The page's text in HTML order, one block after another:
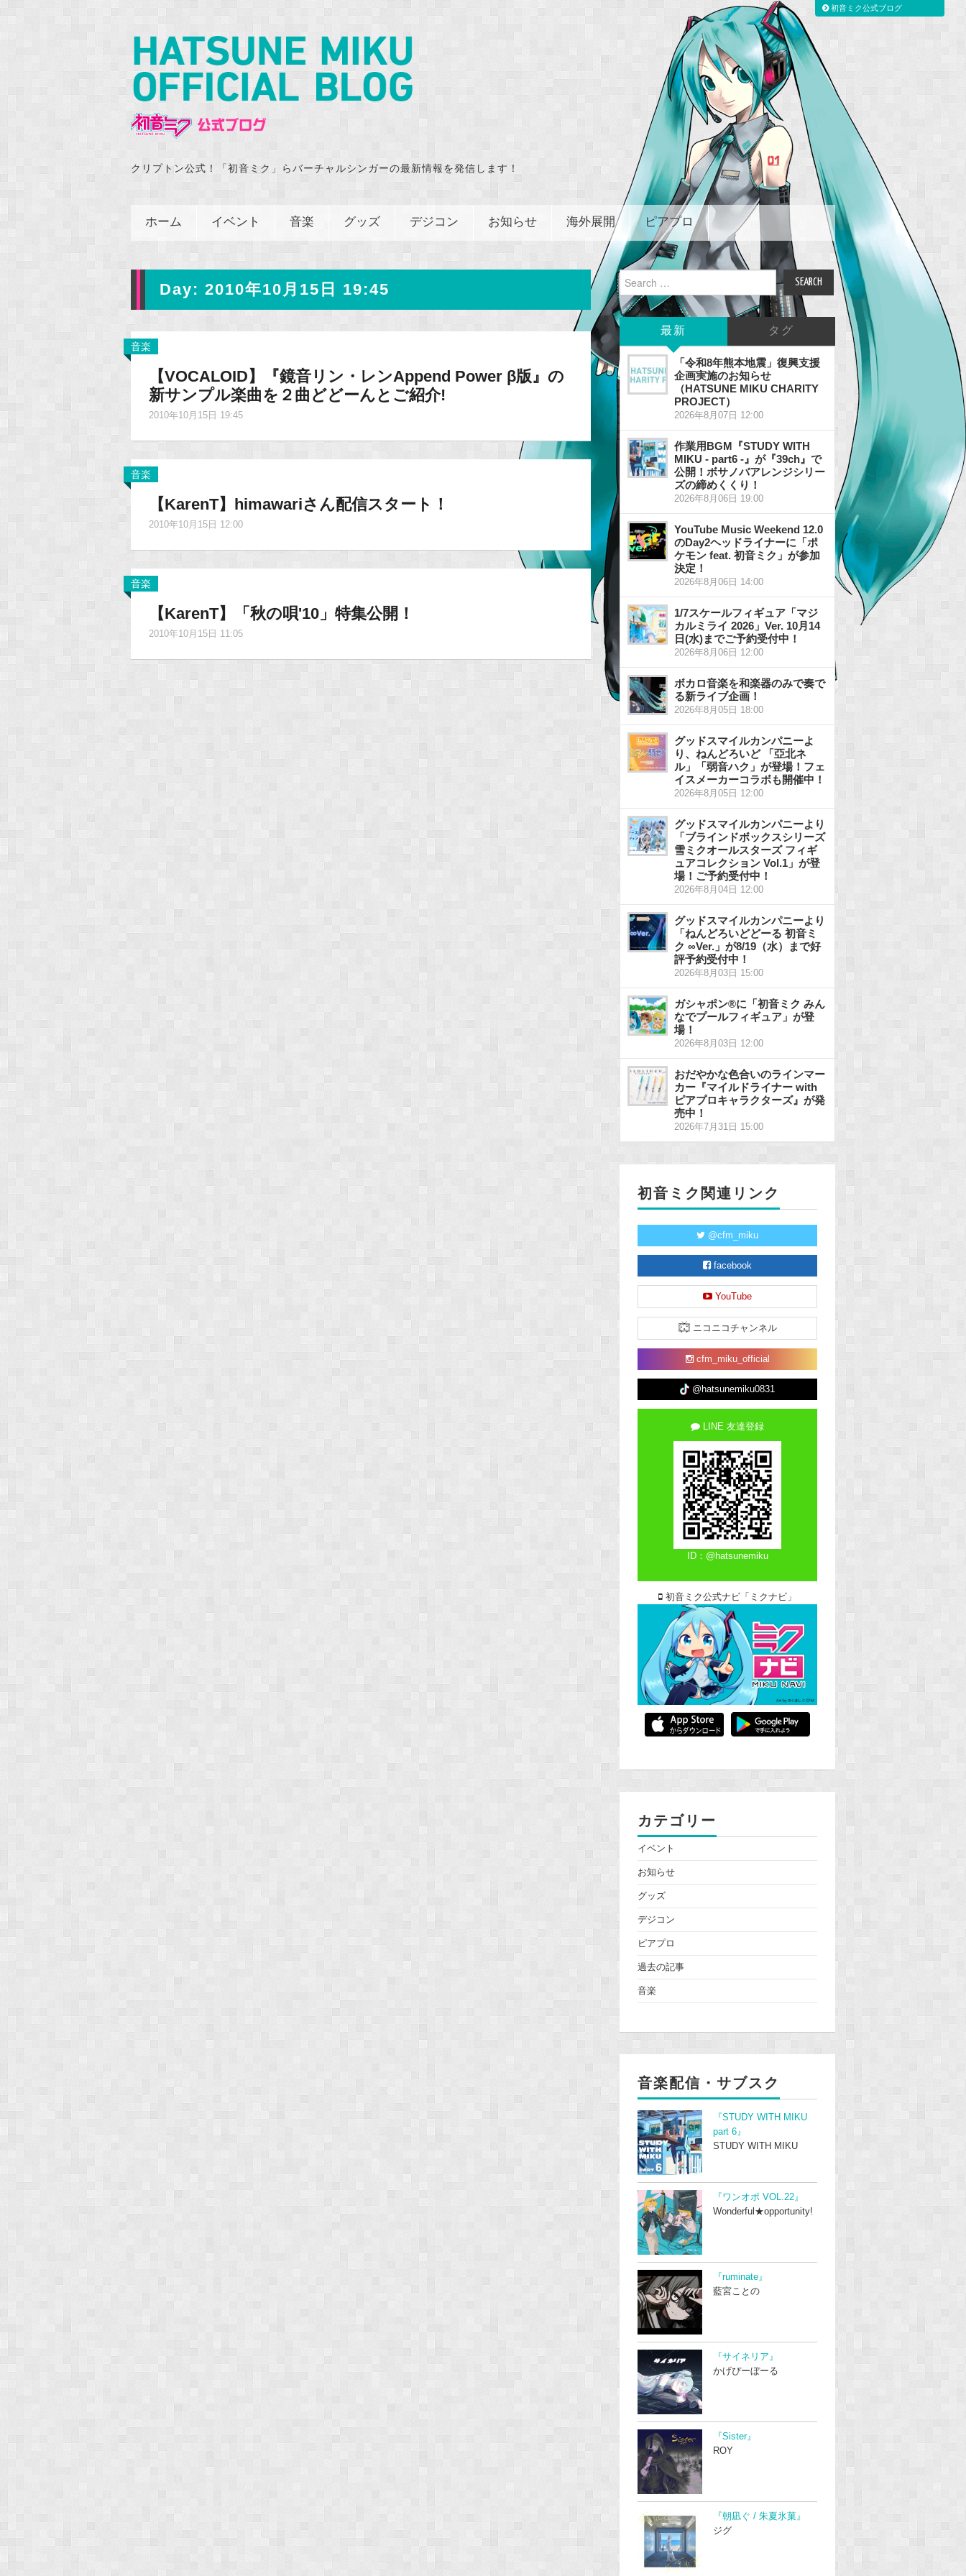
クリプトン公式！「初音ミク」らバーチャルシンガーの最新情報を発信します！
ホーム イベント 音楽 グッズ デジコン お知らせ 海外展開 ピアプロ
Day: 2010年10月15日 19:45
音楽
【VOCALOID】『鏡音リン・レンAppend Power β版』の
新サンプル楽曲を２曲どどーんとご紹介!
2010年10月15日 19:45
音楽
【KarenT】himawariさん配信スタート！
2010年10月15日 12:00
音楽
【KarenT】「秋の唄'10」特集公開！
2010年10月15日 11:05
Search
for:
最新 タグ
「令和8年熊本地震」復興支援
企画実施のお知らせ
（HATSUNE MIKU CHARITY
PROJECT）
2026年8月07日 12:00
作業用BGM『STUDY WITH
MIKU - part6 -』が『39ch』で
公開！ボサノバアレンジシリー
ズの締めくくり！
2026年8月06日 19:00
YouTube Music Weekend 12.0
のDay2ヘッドライナーに「ポ
ケモン feat. 初音ミク」が参加
決定！
2026年8月06日 14:00
1/7スケールフィギュア「マジ
カルミライ 2026」Ver. 10月14
日(水)までご予約受付中！
2026年8月06日 12:00
ボカロ音楽を和楽器のみで奏で
る新ライブ企画！
2026年8月05日 18:00
グッドスマイルカンパニーよ
り、ねんどろいど 「亞北ネ
ル」「弱音ハク」が登場！フェ
イスメーカーコラボも開催中！
2026年8月05日 12:00
グッドスマイルカンパニーより
「ブラインドボックスシリーズ
雪ミクオールスターズ フィギ
ュアコレクション Vol.1」が登
場！ご予約受付中！
2026年8月04日 12:00
グッドスマイルカンパニーより
「ねんどろいどどーる 初音ミ
ク ∞Ver.」が8/19（水）まで好
評予約受付中！
2026年8月03日 15:00
ガシャポン®に「初音ミク みん
なでプールフィギュア」が登
場！
2026年8月03日 12:00
おだやかな色合いのラインマー
カー『マイルドライナー with
ピアプロキャラクターズ』が発
売中！
2026年7月31日 15:00
初音ミク関連リンク
@cfm_miku
facebook
YouTube
ニコニコチャンネル
cfm_miku_official
@hatsunemiku0831
LINE 友達登録
ID：@hatsunemiku
初音ミク公式ナビ「ミクナビ」
カテゴリー
イベント
お知らせ
グッズ
デジコン
ピアプロ
過去の記事
音楽
音楽配信・サブスク
『STUDY WITH MIKU
part 6』
STUDY WITH MIKU
『ワンオポ VOL.22』
Wonderful★opportunity!
『ruminate』
藍宮ことの
『サイネリア』
かげぴーぼーる
『Sister』
ROY
『朝凪ぐ / 朱夏氷菓』
ジグ
初音ミク公式ブログ